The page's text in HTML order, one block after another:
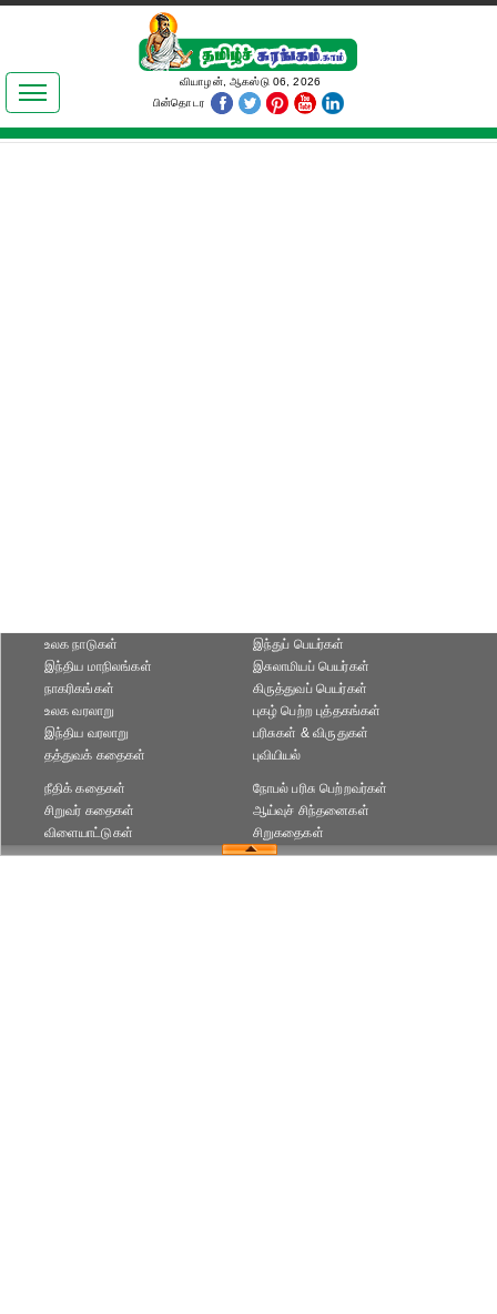
இலக்கியங்கள்
தமிழ் உலகம்
வியாழன், ஆகஸ்டு 06, 2026
பின்தொடர
உலக நாடுகள்
இந்திய மாநிலங்கள்
நாகரிகங்கள்
இந்துப் பெயர்கள்
இசுலாமியப் பெயர்கள்
கிருத்துவப் பெயர்கள்
உலக வரலாறு
இந்திய வரலாறு
தத்துவக் கதைகள்
புகழ் பெற்ற புத்தகங்கள்
பரிசுகள் & விருதுகள்
புவியியல்
நீதிக் கதைகள்
சிறுவர் கதைகள்
விளையாட்டுகள்
நோபல் பரிசு‎ பெற்றவர்‎கள்
ஆய்வுச் சிந்தனைகள்
சிறுகதைகள்